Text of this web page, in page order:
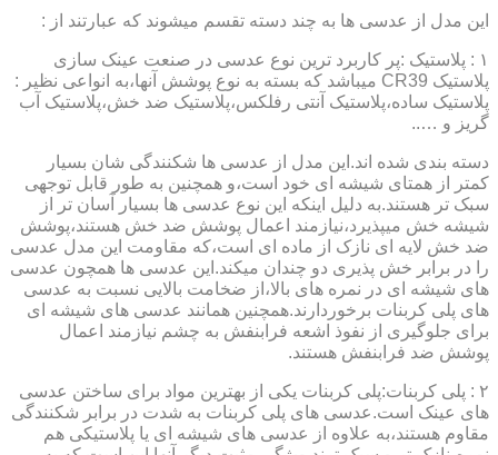
این مدل از عدسی ها به چند دسته تقسم میشوند که عبارتند از :
۱ : پلاستیک :پر کاربرد ترین نوع عدسی در صنعت عینک سازی
پلاستیک CR39 میباشد که بسته به نوع پوشش آنها،به انواعی نظیر :
پلاستیک ساده،پلاستیک آنتی رفلکس،پلاستیک ضد خش،پلاستیک آب
گریز و …..
دسته بندی شده اند.این مدل از عدسی ها شکنندگی شان بسیار
کمتر از همتای شیشه ای خود است،و همچنین به طور قابل توجهی
سبک تر هستند.به دلیل اینکه این نوع عدسی ها بسیار آسان تر از
شیشه خش میپذیرد،نیازمند اعمال پوشش ضد خش هستند،پوشش
ضد خش لایه ای نازک از ماده ای است،که مقاومت این مدل عدسی
را در برابر خش پذیری دو چندان میکند.این عدسی ها همچون عدسی
های شیشه ای در نمره های بالا،از ضخامت بالایی نسبت به عدسی
های پلی کربنات برخوردارند.همچنین همانند عدسی های شیشه ای
برای جلوگیری از نفوذ اشعه فرابنفش به چشم نیازمند اعمال
پوشش ضد فرابنفش هستند.
۲ : پلی کربنات:پلی کربنات یکی از بهترین مواد برای ساختن عدسی
های عینک است.عدسی های پلی کربنات به شدت در برابر شکنندگی
مقاوم هستند،به علاوه از عدسی های شیشه ای یا پلاستیکی هم